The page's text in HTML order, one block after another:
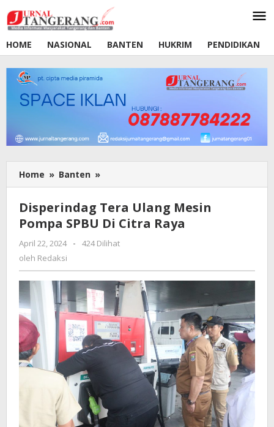
ke
konten
HOME
NASIONAL BANTEN HUKRIM PENDIDIKAN
Home » Banten »
Tera
Mesin
Pompa
SPBU
Disperindag Tera Ulang Mesin
Pompa SPBU Di Citra Raya
April 22, 2024
oleh
-
424 Dilihat
oleh Redaksi